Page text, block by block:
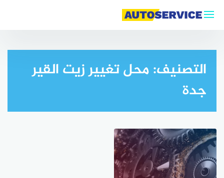
إلى
التصنيف:محل تغيير زيت القير
جدة